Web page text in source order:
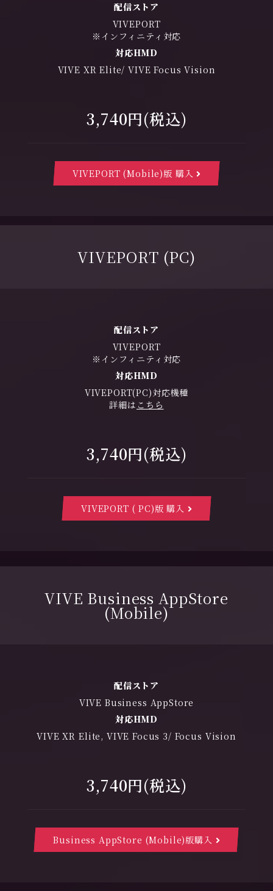
配信ストア
VIVEPORT
※インフィニティ対応
対応HMD
VIVE XR Elite/ VIVE Focus Vision
3,740円(税込)
VIVEPORT (Mobile)版 購入
VIVEPORT (PC)
配信ストア
VIVEPORT
※インフィニティ対応
対応HMD
VIVEPORT(PC)対応機種
詳細は こちら
3,740円(税込)
VIVEPORT ( PC)版 購入
VIVE Business AppStore
(Mobile)
配信ストア
VIVE Business AppStore
対応HMD
VIVE XR Elite, VIVE Focus 3/ Focus Vision
3,740円(税込)
Business AppStore (Mobile)版購入